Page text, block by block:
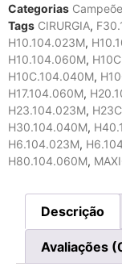
Categorias
Tags CIRURGIA,
H10.104.023M,
H10.104.060M,
H10C.104.040M,
H17.104.060M,
H23.104.023M,
H30.104.040M,
H6.104.023M,
H80.104.060M,
Descrição
Avaliações